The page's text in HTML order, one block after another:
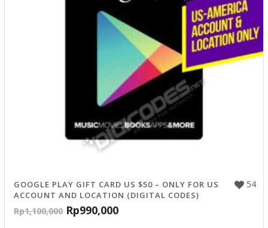
54
GOOGLE PLAY GIFT CARD US $50 – ONLY FOR US
ACCOUNT AND LOCATION (DIGITAL CODES)
Rp1,100,000 Rp990,000